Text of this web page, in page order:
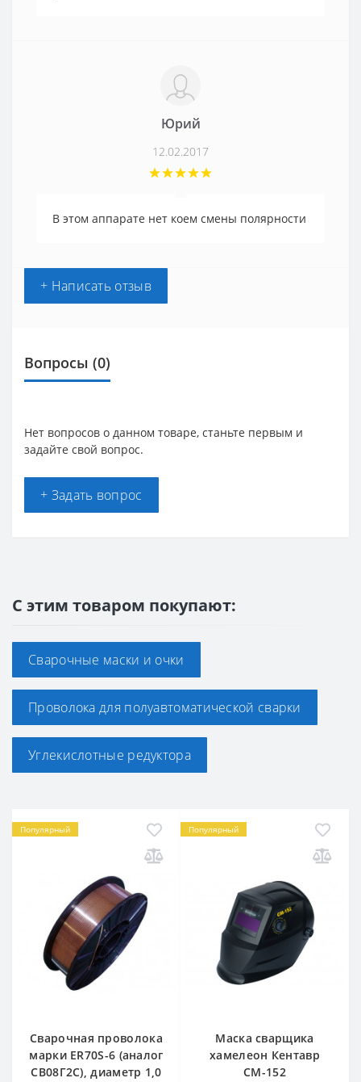
Юрий
12.02.2017
В этом аппарате нет коем смены полярности
+ Написать отзыв
Вопросы (0)
Нет вопросов о данном товаре, станьте первым и
задайте свой вопрос.
+ Задать вопрос
С этим товаром покупают:
Сварочные маски и очки
Проволока для полуавтоматической сварки
Углекислотные редуктора
Популярный
Сварочная проволока
марки ER70S-6 (аналог
СВ08Г2С), диаметр 1,0
Популярный
Маска сварщика
хамелеон Кентавр
СМ-152